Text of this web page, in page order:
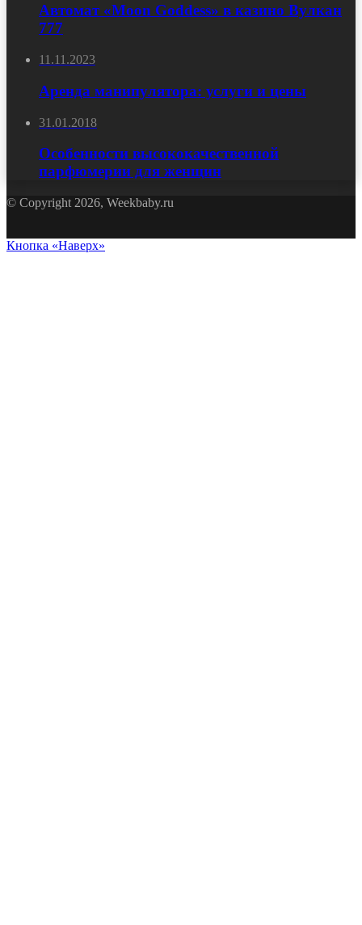
Автомат «Moon Goddess» в казино Вулкан
777
11.11.2023
Аренда манипулятора: услуги и цены
31.01.2018
Особенности высококачественной
парфюмерии для женщин
© Copyright 2026, Weekbaby.ru
Кнопка «Наверх»